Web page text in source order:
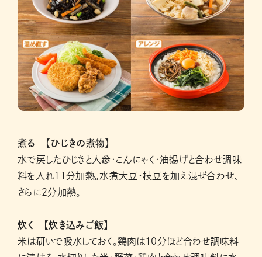
煮る 【ひじきの煮物】
水で戻したひじきと人参・こんにゃく・油揚げと合わせ調味
料を入れ11分加熱。水煮大豆・枝豆を加え混ぜ合わせ、
さらに2分加熱。
炊く 【炊き込みご飯】
米は研いで吸水しておく。鶏肉は10分ほど合わせ調味料